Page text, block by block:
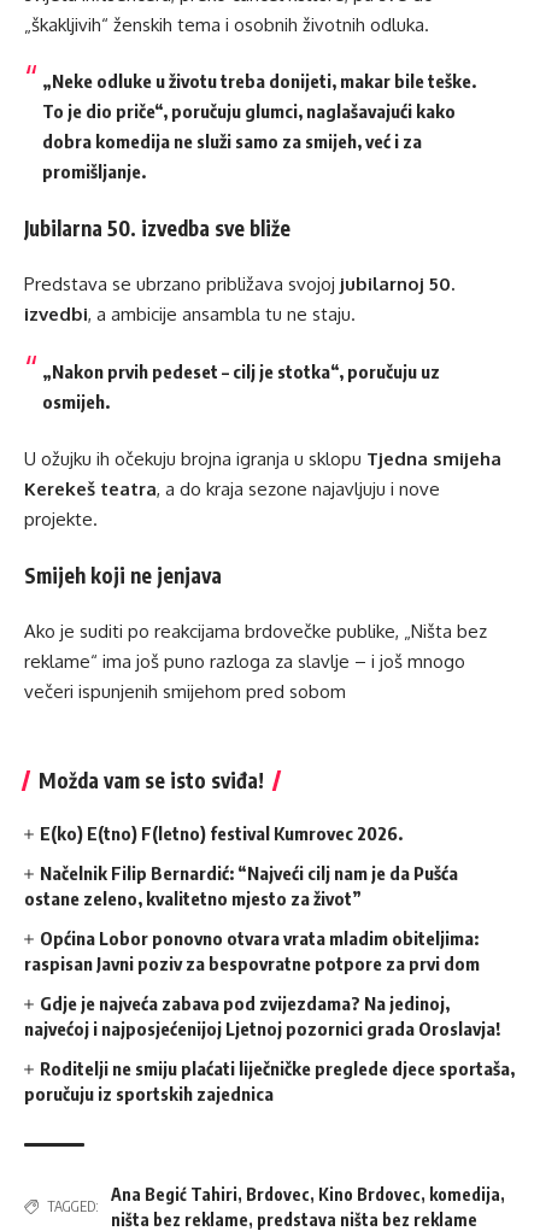
„škakljivih“ ženskih tema i osobnih životnih odluka.
„Neke odluke u životu treba donijeti, makar bile teške.
To je dio priče“, poručuju glumci, naglašavajući kako
dobra komedija ne služi samo za smijeh, već i za
promišljanje.
Jubilarna 50. izvedba sve bliže
Predstava se ubrzano približava svojoj jubilarnoj 50.
izvedbi, a ambicije ansambla tu ne staju.
„Nakon prvih pedeset – cilj je stotka“, poručuju uz
osmijeh.
U ožujku ih očekuju brojna igranja u sklopu Tjedna smijeha
Kerekeš teatra, a do kraja sezone najavljuju i nove
projekte.
Smijeh koji ne jenjava
Ako je suditi po reakcijama brdovečke publike, „Ništa bez
reklame“ ima još puno razloga za slavlje – i još mnogo
večeri ispunjenih smijehom pred sobom
Možda vam se isto sviđa!
E(ko) E(tno) F(letno) festival Kumrovec 2026.
Načelnik Filip Bernardić: “Najveći cilj nam je da Pušća
ostane zeleno, kvalitetno mjesto za život”
Općina Lobor ponovno otvara vrata mladim obiteljima:
raspisan Javni poziv za bespovratne potpore za prvi dom
Gdje je najveća zabava pod zvijezdama? Na jedinoj,
najvećoj i najposjećenijoj Ljetnoj pozornici grada Oroslavja!
Roditelji ne smiju plaćati liječničke preglede djece sportaša,
poručuju iz sportskih zajednica
TAGGED:
Ana Begić Tahiri, Brdovec, Kino Brdovec, komedija,
ništa bez reklame, predstava ništa bez reklame